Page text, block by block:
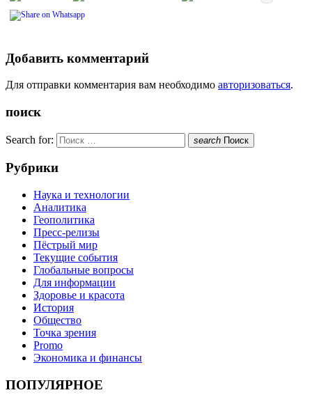
Добавить комментарий
Для отправки комментария вам необходимо авторизоваться.
поиск
Search for: search Поиск
Рубрики
Наука и технологии
Аналитика
Геополитика
Пресс-релизы
Пёстрый мир
Текущие события
Глобальные вопросы
Для информации
Здоровье и красота
История
Общество
Точка зрения
Promo
Экономика и финансы
ПОПУЛЯРНОЕ